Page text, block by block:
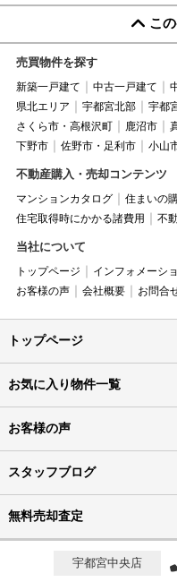
こ
売買物件を探す
新築一戸建て 中古一戸建て
県北エリア
宇都宮北部 宇都
さくら市・高根沢町
鹿沼市
下野市
佐野市・足利市 小山
不動産購入・売却コンテンツ
マンションカタログ 住まいの
住宅取得時にかかる諸費用
不
当社について
トップページ インフォメーシ
お客様の声
会社概要 お問合
トップページ
お気に入り物件一覧
お客様の声
スタッフブログ
無料売却査定
宇都宮中央店